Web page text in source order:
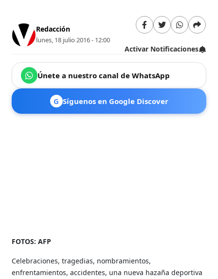
Redacción
lunes, 18 julio 2016 - 12:00
Activar Notificaciones
Únete a nuestro canal de WhatsApp
G Síguenos en Google Discover
FOTOS: AFP
Celebraciones, tragedias, nombramientos,
enfrentamientos, accidentes, una nueva hazañadeportiva